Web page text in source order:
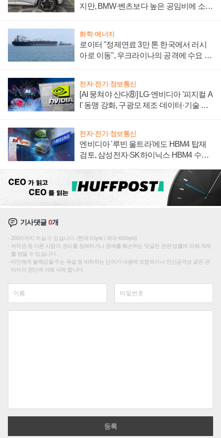
지만, BMW·벤츠보다 높은 공임비에 소비
화학·에너지
로이터 "정제연료 3만 톤 한국에서 러시
아로 이동", 우크라이나의 공격에 수요 늘
전자·전기·정보통신
[AI 뭉쳐야 산다⑧] LG·엔비디아 '피지컬 A
I' 동맹 강화, 구광모 제조·데이터·기술 결
전자·전기·정보통신
엔비디아 '루빈 울트라'에도 HBM4 탑재
검토, 삼성전자·SK하이닉스 HBM4 수율
기사댓글0개
200자까지 쓰실 수 있습니다. (현재 0 byte / 최대 400byte)
저작권 등 다른 사람의 권리를 침해하거나 명예를 훼손하는 댓글은 관련 법률에 의해 제재
를 받을 수 있습니다.
타인에게 불쾌감을 주는 욕설 등 비하하는 단어가 내용에 포함되거나 인신공격성 글은 관
리자의 판단에 의해 삭제 합니다.